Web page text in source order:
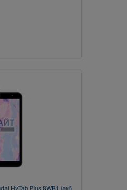
HyTab Plus 8WB1 (акб